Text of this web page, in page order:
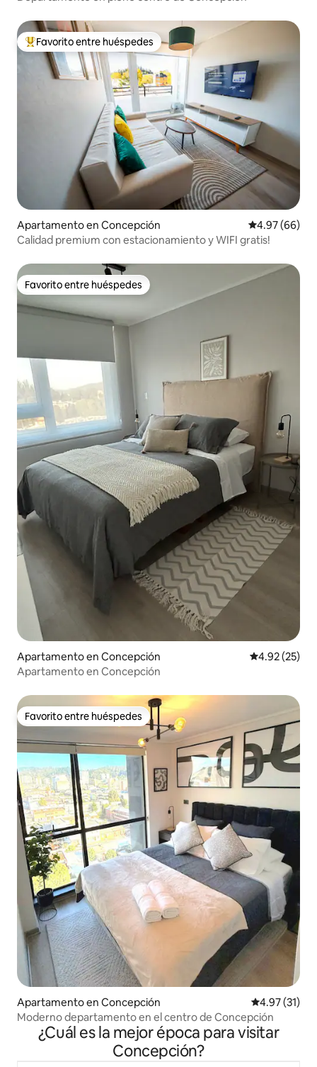
Favorito entre huéspedes preferido
Favorito entre huéspedes
Apartamento en Concepción Calificación
4.97 (66)
Calidad premium con estacionamiento y WIFI gratis!
Favorito entre huéspedes
Favorito entre huéspedes
Apartamento en Concepción Calificación
4.92 (25)
Apartamento en Concepción
Favorito entre huéspedes
Favorito entre huéspedes
Apartamento en Concepción Calificación
4.97 (31)
Moderno departamento en el centro de Concepción
¿Cuál es la mejor época para visitar
Concepción?